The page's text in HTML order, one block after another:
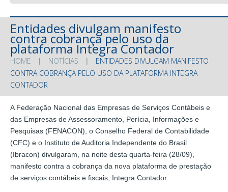
Entidades divulgam manifesto
contra cobrança pelo uso da
plataforma Integra Contador
HOME NOTÍCIAS
ENTIDADES DIVULGAM MANIFESTO
CONTRA COBRANÇA PELO USO DA PLATAFORMA INTEGRA
CONTADOR
A Federação Nacional das Empresas de Serviços Contábeis e
das Empresas de Assessoramento, Perícia, Informações e
Pesquisas (FENACON), o Conselho Federal de Contabilidade
(CFC) e o Instituto de Auditoria Independente do Brasil
(Ibracon) divulgaram, na noite desta quarta-feira (28/09),
manifesto contra a cobrança da nova plataforma de prestação
de serviços contábeis e fiscais, Integra Contador.